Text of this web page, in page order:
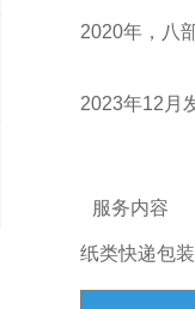
2020年，八
2023年12月
服务内容
纸类快递包